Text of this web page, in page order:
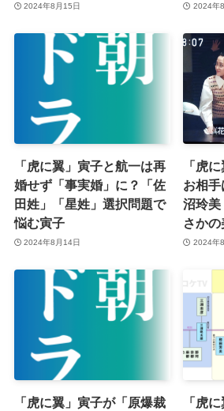
2024年8月15日 2024年
「虎に翼」寅子と航一は再
婚せず「事実婚」に？「佐
田姓」「星姓」選択問題で
悩む寅子
2024年8月14日
「虎
お相手
沼玲
さか
2024年
「虎に翼」寅子が「原爆裁
「虎